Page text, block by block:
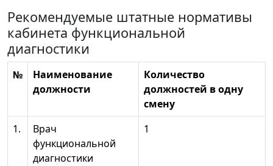
Рекомендуемые штатные нормативы
кабинета функциональной
диагностики
№
Наименование
должности
Количество
должностей в одну
смену
1.
Врач
функциональной
диагностики
1